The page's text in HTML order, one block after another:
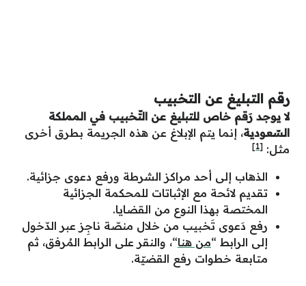
رقم التبليغ عن التخبيب
لا يوجد رَقم خاص للتبليغ عن التّخبيب في المملكة
السّعودية، إنما يتم الإبلاغ عن هذه الجريمة بطرق أخرى
مثل: [1]
الذهاب إلى أحد مراكز الشرطة ورفع دعوى جزائية.
تقديم لائحة مع الإثباتات للمحكمة الجزائية
المختصة بهذا النوع من القضايا.
رفع دَعوى تَخبيب من خلال منصّة ناجِز عبر الدّخول
إلى الرابط “من هنا“، والنقر على الرابط المُرفق، ثم
متابعة خطوات رفع القضيّة.